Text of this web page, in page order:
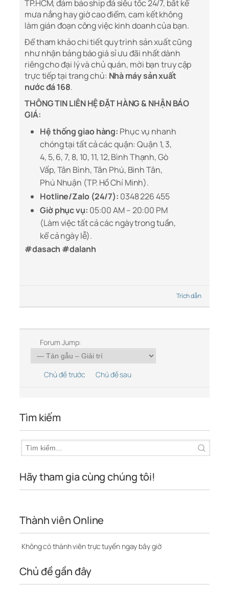
TP.HCM, đảm bảo ship đá siêu tốc 24/7, bất kể
mưa nắng hay giờ cao điểm, cam kết không
làm gián đoạn công việc kinh doanh của bạn.
Để tham khảo chi tiết quy trình sản xuất cũng
như nhận bảng báo giá sỉ ưu đãi nhất dành
riêng cho đại lý và chủ quán, mời bạn truy cập
trực tiếp tại trang chủ: Nhà máy sản xuất
nước đá 168.
THÔNG TIN LIÊN HỆ ĐẶT HÀNG & NHẬN BÁO
GIÁ:
Hệ thống giao hàng: Phục vụ nhanh
chóng tại tất cả các quận: Quận 1, 3,
4, 5, 6, 7, 8, 10, 11, 12, Bình Thạnh, Gò
Vấp, Tân Bình, Tân Phú, Bình Tân,
Phú Nhuận (TP. Hồ Chí Minh).
Hotline/Zalo (24/7): 0348 226 455
Giờ phục vụ: 05:00 AM – 20:00 PM
(Làm việc tất cả các ngày trong tuần,
kể cả ngày lễ).
#dasach #dalanh
Trích dẫn
Forum Jump:
Chủ đề trước Chủ đề sau
Tìm kiếm
Hãy tham gia cùng chúng tôi!
Thành viên Online
Không có thành viên trực tuyến ngay bây giờ
Chủ đề gần đây